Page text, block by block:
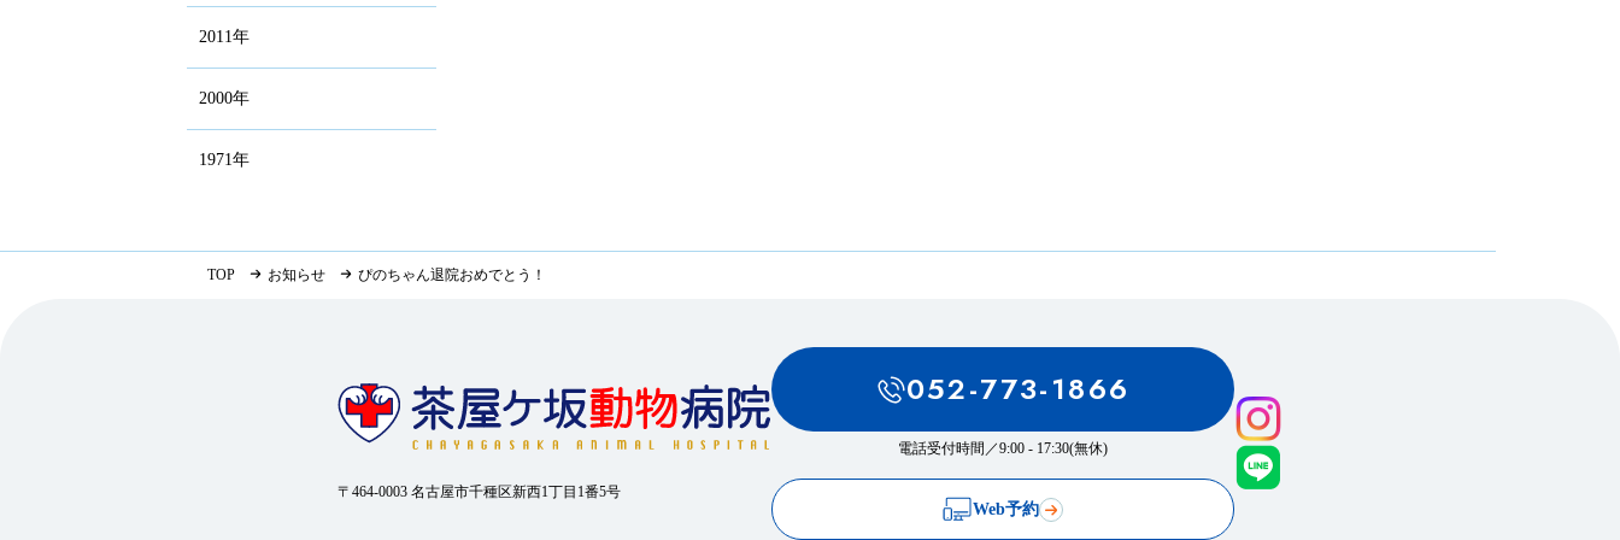
2011年
2000年
1971年
TOP お知らせ ぴのちゃん退院おめでとう！
〒464-0003 名古屋市千種区新西1丁目1番5号
052-773-1866
電話受付時間／9:00 - 17:30(無休)
Web予約